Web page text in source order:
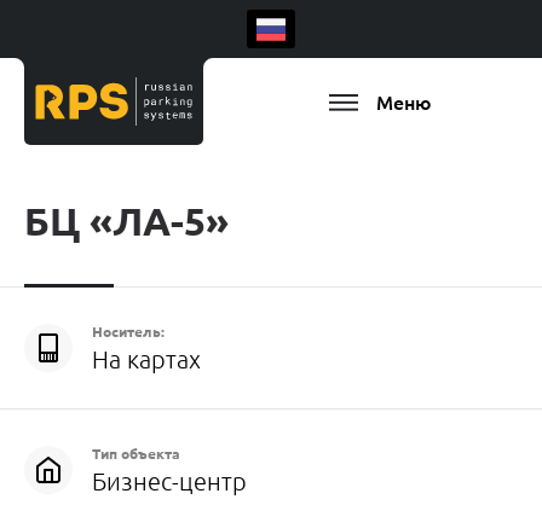
Меню
Есть ваш регион
БЦ «ЛА-5»
Носитель:
На картах
Тип объекта
Бизнес-центр